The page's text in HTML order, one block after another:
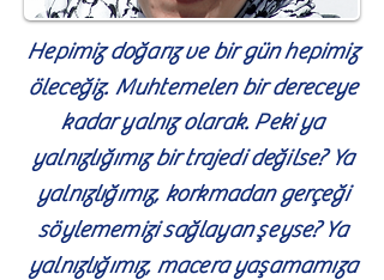
Hepimiz doğarız ve bir gün hepimiz
öleceğiz. Muhtemelen bir dereceye
kadar yalnız olarak. Peki ya
yalnızlığımız bir trajedi değilse? Ya
yalnızlığımız, korkmadan gerçeği
söylememizi sağlayan şeyse? Ya
yalnızlığımız, macera yaşamamıza